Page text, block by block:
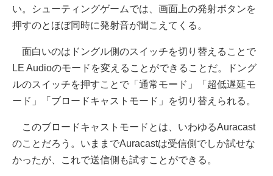
い。シューティングゲームでは、画面上の発射ボタンを
押すのとほぼ同時に発射音が聞こえてくる。
面白いのはドングル側のスイッチを切り替えることで
LE Audioのモードを変えることができることだ。ドング
ルのスイッチを押すことで「通常モード」「超低遅延モ
ード」「ブロードキャストモード」を切り替えられる。
このブロードキャストモードとは、いわゆるAuracast
のことだろう。いままでAuracastは受信側でしか試せな
かったが、これで送信側も試すことができる。